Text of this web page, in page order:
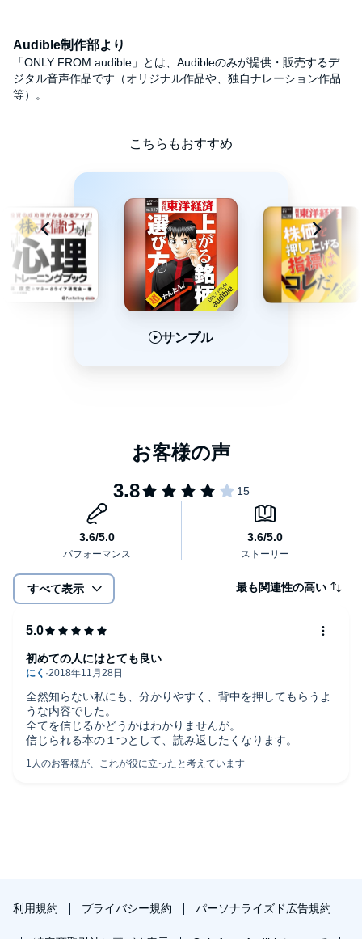
そのほか今さら聞けない株式投資の基本、使える情報や初心者
ＮＧの株も収録。
本誌は『週刊東洋経済』2014年4月12日号第1特集の20ページ分
を抜粋して電子化したものです。
©東洋経済新報社 (P)2018 Audible, Inc.
Audible制作部より
「ONLY FROM audible」とは、Audibleのみが提供・販売するデ
ジタル音声作品です（オリジナル作品や、独自ナレーション作品
等）。
こちらもおすすめ
サンプル
すべて表示 最も関連性の高い
全然知らない私にも、分かりやすく、背中を押してもらうよ
うな内容でした。
全てを信じるかどうかはわかりませんが。
信じられる本の１つとして、読み返したくなります。
初めての人にはとても良い
利用規約 プライバシー規約 パーソナライズド広告規約